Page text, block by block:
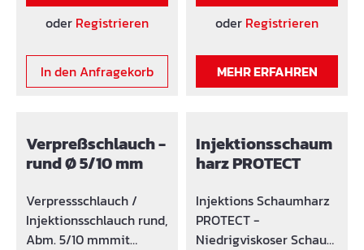
Oberfläche der Rohre
muss hart sein.
QUELLBAND SK klebt
auf Metall, Kunststoff,
PVC und Stein.
einem Bindedraht
sichern
Streckmetall Stahl roh
oder Registrieren
In den Anfragekorb
max. 30
2,50 m, Bügelraster = 25
cm
oder Registrieren
MEHR ERFAHREN
Verpreßschlauch -
rund Ø 5/10 mm
Verpressschlauch /
Injektionsschlauch rund,
Abm. 5/10 mmmit
Injektionsschaum
harz PROTECT
Injektions Schaumharz
PROTECT -
Niedrigviskoser Schaum